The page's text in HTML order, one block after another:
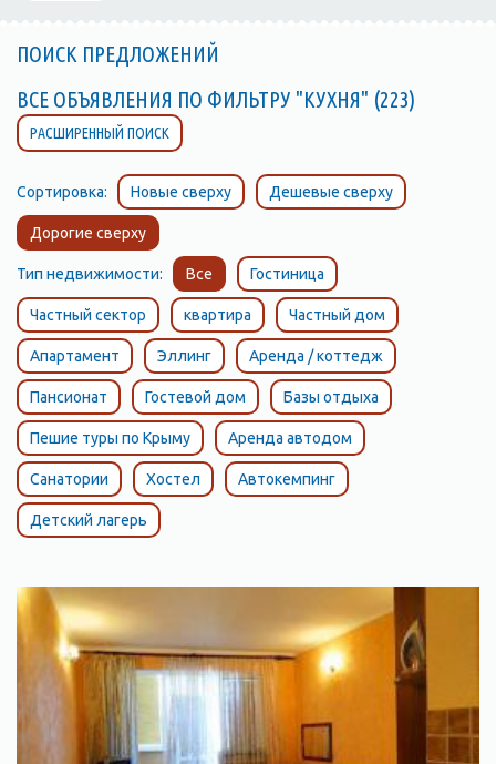
ПОИСК ПРЕДЛОЖЕНИЙ
ВСЕ ОБЪЯВЛЕНИЯ ПО ФИЛЬТРУ "КУХНЯ" (223)
РАСШИРЕННЫЙ ПОИСК
Сортировка: Новые сверху Дешевые сверху
Дорогие сверху
Тип недвижимости: Все Гостиница
Частный сектор квартира Частный дом
Апартамент Эллинг Аренда / коттедж
Пансионат Гостевой дом Базы отдыха
Пешие туры по Крыму Аренда автодом
Санатории Хостел Автокемпинг
Детский лагерь